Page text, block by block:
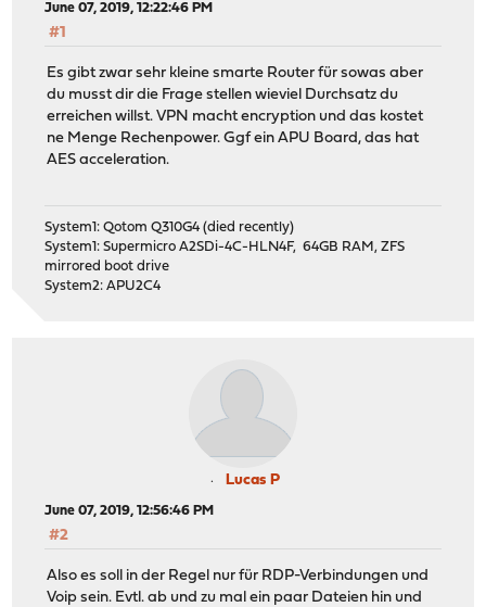
June 07, 2019, 12:22:46 PM
#1
Es gibt zwar sehr kleine smarte Router für sowas aber
du musst dir die Frage stellen wieviel Durchsatz du
erreichen willst. VPN macht encryption und das kostet
ne Menge Rechenpower. Ggf ein APU Board, das hat
AES acceleration.
System1: Qotom Q310G4 (died recently)
System1: Supermicro A2SDi-4C-HLN4F, 64GB RAM, ZFS
mirrored boot drive
System2: APU2C4
Lucas P
June 07, 2019, 12:56:46 PM
#2
Also es soll in der Regel nur für RDP-Verbindungen und
Voip sein. Evtl. ab und zu mal ein paar Dateien hin und